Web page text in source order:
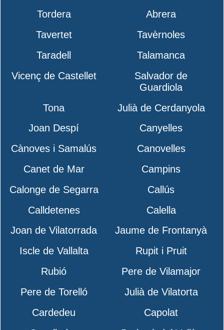
Tordera
Abrera
Tavertet
Tavèrnoles
Taradell
Talamanca
Vicenç de Castellet
Salvador de
Guardiola
Tona
Julià de Cerdanyola
Joan Despí
Canyelles
Cànoves i Samalús
Canovelles
Canet de Mar
Campins
Calonge de Segarra
Callús
Calldetenes
Calella
Joan de Vilatorrada
Jaume de Frontanyà
Iscle de Vallalta
Rupit i Pruit
Rubió
Pere de Vilamajor
Pere de Torelló
Julià de Vilatorta
Cardedeu
Capolat